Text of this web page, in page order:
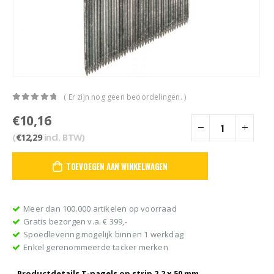
( Er zijn nog geen beoordelingen. )
€10,16
(€12,29incl. BTW)
TOEVOEGEN AAN WINKELWAGEN
Meer dan 100.000 artikelen op voorraad
Gratis bezorgen v.a. € 399,-
Spoedlevering mogelijk binnen 1 werkdag
Enkel gerenommeerde tacker merken